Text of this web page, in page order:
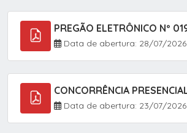
Data de abertura: 28/07/2026
Data de abertura: 23/07/2026